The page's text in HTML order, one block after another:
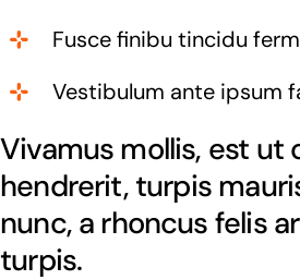
Fusce finibu tincidu
Vestibulum ante ipsum
Vivamus mollis, est ut
hendrerit, turpis
nunc, a rhoncus felis
turpis.